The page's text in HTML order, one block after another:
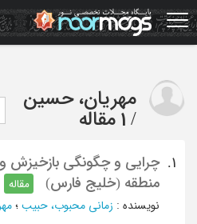
Skip
to
main
مهریان، حسین
/ 1 مقاله
1.
چرایی و چگونگی بازخیزش
منطقه (خلیج فارس)
مقاله
نویسنده : زمانی محبوب، حبیب ؛